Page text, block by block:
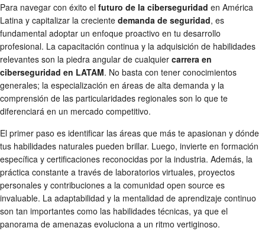
Para navegar con éxito el futuro de la ciberseguridad en América
Latina y capitalizar la creciente demanda de seguridad, es
fundamental adoptar un enfoque proactivo en tu desarrollo
profesional. La capacitación continua y la adquisición de habilidades
relevantes son la piedra angular de cualquier carrera en
ciberseguridad en LATAM. No basta con tener conocimientos
generales; la especialización en áreas de alta demanda y la
comprensión de las particularidades regionales son lo que te
diferenciará en un mercado competitivo.
El primer paso es identificar las áreas que más te apasionan y dónde
tus habilidades naturales pueden brillar. Luego, invierte en formación
específica y certificaciones reconocidas por la industria. Además, la
práctica constante a través de laboratorios virtuales, proyectos
personales y contribuciones a la comunidad open source es
invaluable. La adaptabilidad y la mentalidad de aprendizaje continuo
son tan importantes como las habilidades técnicas, ya que el
panorama de amenazas evoluciona a un ritmo vertiginoso.